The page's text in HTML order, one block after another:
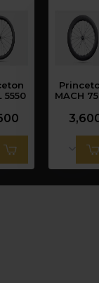
5550
MACH